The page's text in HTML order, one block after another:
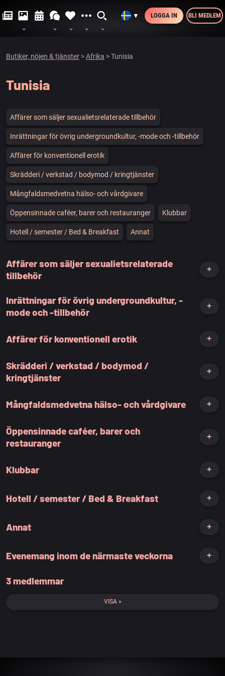
▼ LOGGA IN BLI MEDLEM
Butiker, nöjen & tjänster >Afrika > Tunisia
Tunisia
Affärer som säljer sexualietsrelaterade tillbehör
Inrättningar för övrig undergroundkultur, -mode och -tillbehör
Affärer för konventionell erotik
Skrädderi / verkstad / bodymod / kringtjänster
Mångfaldsmedvetna hälso- och vårdgivare
Öppensinnade caféer, barer och restauranger Klubbar
Hotell / semester / Bed & Breakfast Annat
Affärer som säljer sexualietsrelaterade
tillbehör
➕
Inrättningar för övrig undergroundkultur, -
mode och -tillbehör
➕
Affärer för konventionell erotik ➕
Skrädderi / verkstad / bodymod /
kringtjänster
➕
Mångfaldsmedvetna hälso- och vårdgivare ➕
Öppensinnade caféer, barer och
restauranger
➕
Klubbar ➕
Hotell / semester / Bed & Breakfast ➕
Annat ➕
Evenemang inom de närmaste veckorna ➕
3 medlemmar
VISA »